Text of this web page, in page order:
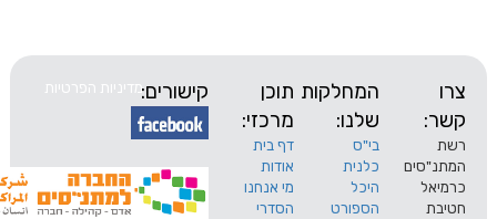
המחלקות
שלנו:
בי"ס
כלנית
היכל
הספורט
תוכן
מרכזי:
דף בית
אודות
מי אנחנו
הסדרי
קישורים: מדיניות הפרטיות